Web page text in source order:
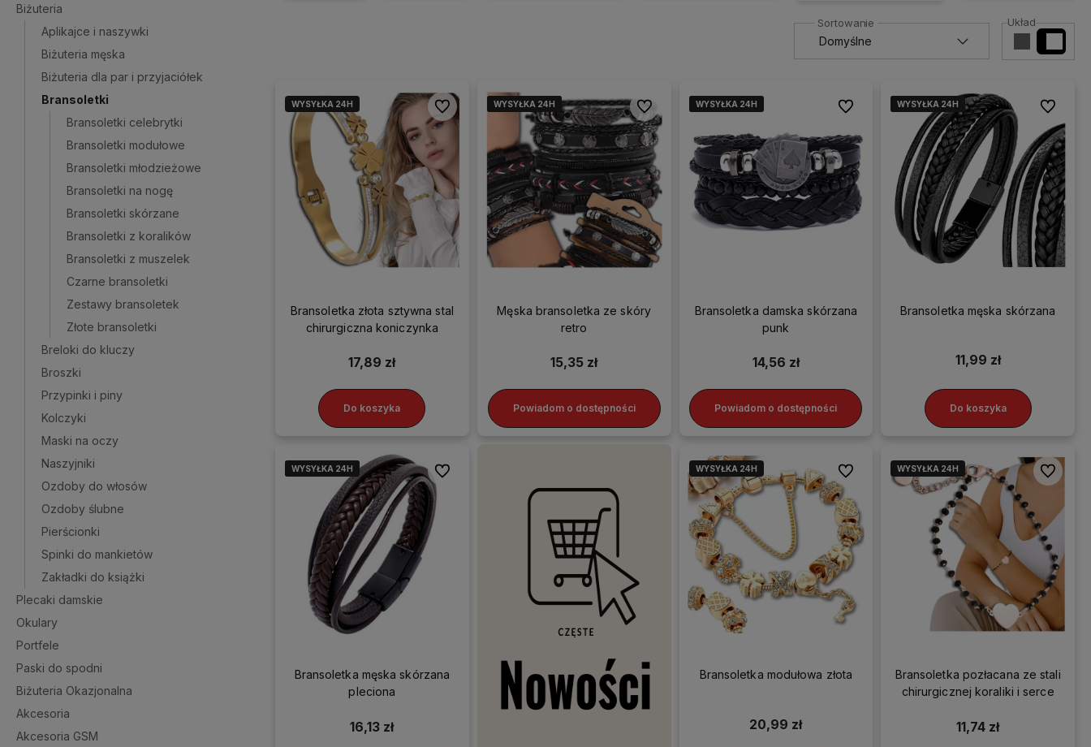
Biżuteria
Aplikajce i naszywki
Biżuteria męska
Biżuteria dla par i przyjaciółek
Bransoletki
Bransoletki celebrytki
Bransoletki modułowe
Bransoletki młodzieżowe
Bransoletki na nogę
Bransoletki skórzane
Bransoletki z koralików
Bransoletki z muszelek
Czarne bransoletki
Zestawy bransoletek
Złote bransoletki
Breloki do kluczy
Broszki
Przypinki i piny
Kolczyki
Maski na oczy
Naszyjniki
Ozdoby do włosów
Ozdoby ślubne
Pierścionki
Spinki do mankietów
Zakładki do książki
Plecaki damskie
Okulary
Portfele
Paski do spodni
Biżuteria Okazjonalna
Akcesoria
Akcesoria GSM
Układ
WYSYŁKA 24H
Bransoletka złota sztywna stal
chirurgiczna koniczynka
17,89 zł
Do koszyka
Do ulubionychWYSYŁKA 24H
WYSYŁKA 24H
WYSYŁKA 24H
WYSYŁKA 24H
Męska bransoletka ze skóry
retro
15,35 zł
Powiadom o dostępności
Do ulubionychWYSYŁKA 24H
WYSYŁKA 24H
WYSYŁKA 24H
WYSYŁKA 24H
Bransoletka damska skórzana
punk
14,56 zł
Powiadom o dostępności
Do ulubionychWYSYŁKA 24H
WYSYŁKA 24H
WYSYŁKA 24H
WYSYŁKA 24H
Bransoletka męska skórzana
11,99 zł
Do koszyka
Do
WYSYŁKA 24H
WYSYŁKA 24H
WYSYŁKA 24H
WYSYŁKA 24H
Bransoletka męska skórzana
pleciona
16,13 zł
Do ulubionych WYSYŁKA 24H
Bransoletka modułowa złota
20,99 zł
Do ulubionychWYSYŁKA 24H
Bransoletka pozłacana ze stali
chirurgicznej koraliki i serce
11,74 zł
Do